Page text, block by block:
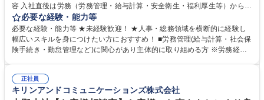
容 入社直後は労務（労務管理・給与計算・安全衛生・福利厚生等）からお
任せいたします。将来は総務・採用・教育業務へ守備範囲を広げ、組織運
営を支えるゼネラリストをめざせます。 ・初期業務：労働時間管理、給与
計算、社会保険対応、福利厚生管理、安全衛生、健康経営推進等をお任せ
します。ご経験に応じて、休職者管理など、幅広く経験を積んでいただき
幅広く経験を積みたい意欲がある方に最適な環境です。 募集職種 【総
務・人事】未経験歓迎/日立グループ/組織運営を支えるゼネラリストを目
必要な経験・能力等
必要な経験・能力等 ★未経験歓迎！ ★人事・総務領域を横断的に経験し
幅広いスキルを身につけたい方におすすめ！ ■労務管理(給与計算・社会保
険手続き・勤怠管理など)に関心があり主体的に取り組める方 ※労務経験
のご経験 ■労務管理（給与計算・社会保険手続き・勤怠管理など）の経験
■衛生管理者の資格をお持ちの方 学歴・資格 学歴：大学院 大学 高専 短大
正社員
キリンアンドコミュニケーションズ株式会社